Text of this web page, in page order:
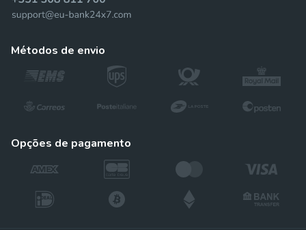
métodos de envio
opções de pagamento